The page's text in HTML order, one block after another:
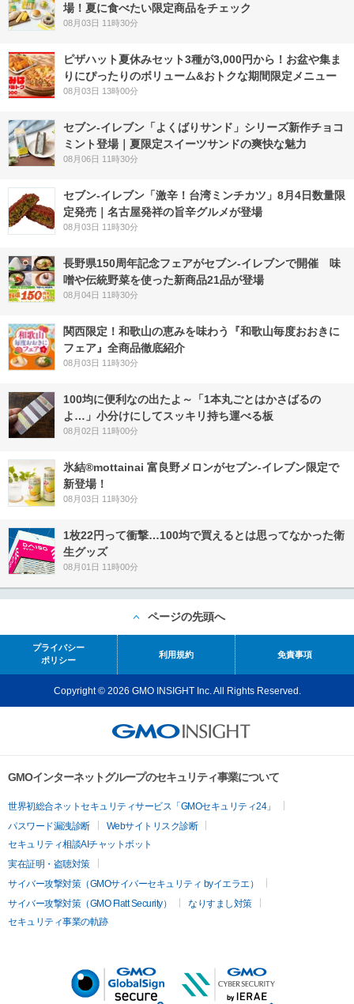
場！夏に食べたい限定商品をチェック
08月03日 11時30分
ピザハット夏休みセット3種が3,000円から！お盆や集ま
りにぴったりのボリューム&おトクな期間限定メニュー
08月03日 13時00分
セブン‐イレブン「よくばりサンド」シリーズ新作チョコ
ミント登場｜夏限定スイーツサンドの爽快な魅力
08月06日 11時30分
セブン-イレブン「激辛！台湾ミンチカツ」8月4日数量限
定発売｜名古屋発祥の旨辛グルメが登場
08月03日 11時30分
長野県150周年記念フェアがセブン-イレブンで開催 味
噌や伝統野菜を使った新商品21品が登場
08月04日 11時30分
関西限定！和歌山の恵みを味わう『和歌山毎度おおきに
フェア』全商品徹底紹介
08月03日 11時30分
100均に便利なの出たよ～「1本丸ごとはかさばるの
よ…」小分けにしてスッキリ持ち運べる板
08月02日 11時00分
氷結®mottainai 富良野メロンがセブン‐イレブン限定で
新登場！
08月03日 11時30分
1枚22円って衝撃…100均で買えるとは思ってなかった衛
生グッズ
08月01日 11時00分
ページの先頭へ
プライバシー
ポリシー
利用規約 免責事項
Copyright © 2026 GMO INSIGHT Inc. All Rights Reserved.
GMOインターネットグループのセキュリティ事業について
世界初総合ネットセキュリティサービス「GMOセキュリティ24」
パスワード漏洩診断
Webサイトリスク診断
セキュリティ相談AIチャットボット
実在証明・盗聴対策
サイバー攻撃対策（GMOサイバーセキュリティ byイエラエ）
サイバー攻撃対策（GMO Flatt Security）
なりすまし対策
セキュリティ事業の軌跡